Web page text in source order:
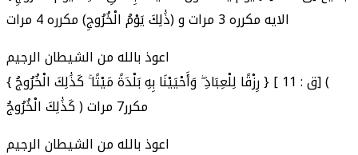
الايه مكرره 3 مرات و (ذَٰلِكَ يَوْمُ الْخُرُوجِ) مكرره 4 مرات
اعوذ بالله من الشيطان الرجيم
{ رِزْقًا لِلْعِبَادِ ۖ وَأَحْيَيْنَا بِهِ بَلْدَةً مَيْتًا ۚ كَذَٰلِكَ الْخُرُوجُ } [ ق : 11] (
كَذَٰلِكَ الْخُرُوجُ ) مكرر7 مرات